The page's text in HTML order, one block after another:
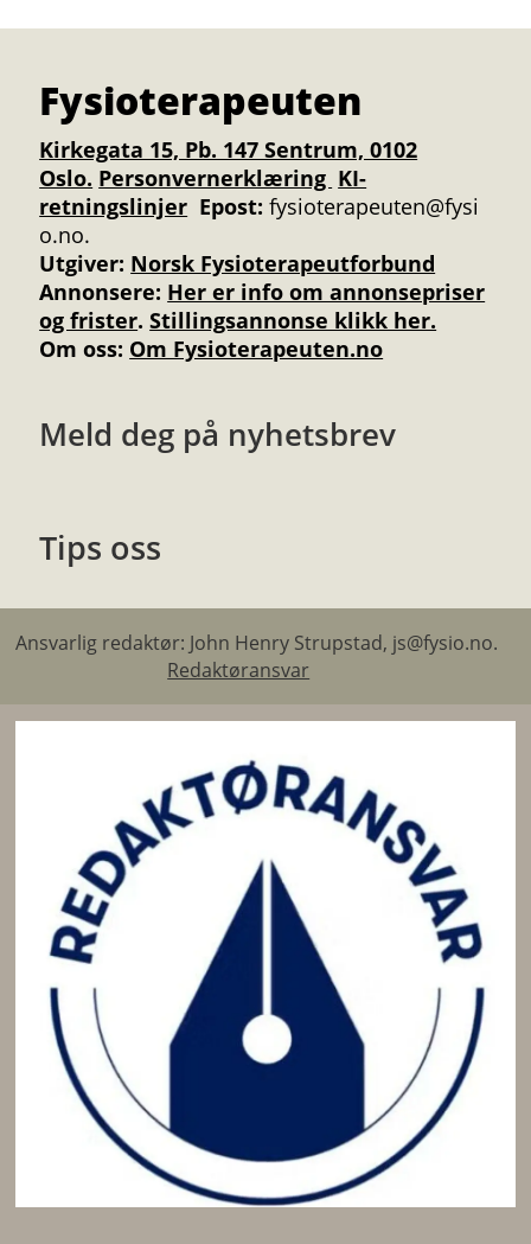
Fysioterapeuten
Kirkegata 15, Pb. 147 Sentrum, 0102
Oslo. Personvernerklæring KI-
retningslinjer Epost: fysioterapeuten@fysi
o.no.
Utgiver: Norsk Fysioterapeutforbund
Annonsere: Her er info om annonsepriser
og frister.Stillingsannonse klikk her.
Om oss: Om Fysioterapeuten.no
Meld deg på nyhetsbrev
Tips oss
Ansvarlig redaktør: John Henry Strupstad, js@fysio.no.
Redaktøransvar